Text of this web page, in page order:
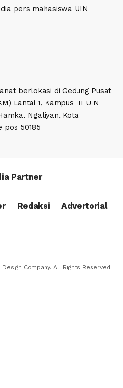
pers mahasiswa UIN
berlokasi di Gedung Pusat
Lantai 1, Kampus III UIN
Ngaliyan, Kota
pos 50185
Partner
Redaksi Advertorial
Company. All Rights Reserved.